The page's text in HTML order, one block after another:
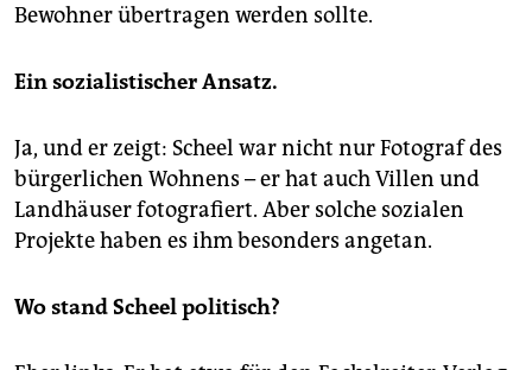
Bewohner übertragen werden sollte.
Ein sozialistischer Ansatz.
Ja, und er zeigt: Scheel war nicht nur Fotograf des
bürgerlichen Wohnens – er hat auch Villen und
Landhäuser fotografiert. Aber solche sozialen
Projekte haben es ihm besonders angetan.
Wo stand Scheel politisch?